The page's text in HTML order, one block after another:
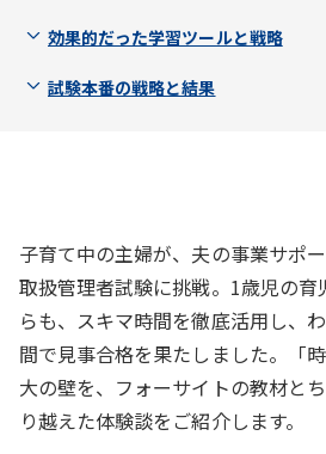
効果的だった学習ツールと戦略
試験本番の戦略と結果
子育て中の主婦が、夫の事業サポ
取扱管理者試験に挑戦。1歳児の育
らも、スキマ時間を徹底活用し、
間で見事合格を果たしました。「
大の壁を、フォーサイトの教材と
り越えた体験談をご紹介します。